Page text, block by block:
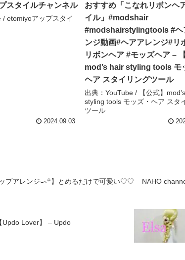
スタイルチャンネル
/ etomiyoアップスタイ
2024.09.03
おすすめ「こなれリボンヘ
イル」#modshair
#modshairstylingtools #ヘ
ンジ動画#ヘアアレンジ#リ
リボンヘア #モッズヘア –
mod’s hair styling tools モ
ヘア スタイリングツール
出典：YouTube / 【公式】
styling tools モッズ・ヘア スタ
ツール
ップアレンジᯈ꙳】とめるだけで可愛い♡♡ – NAHO
Updo Lover】 – Updo